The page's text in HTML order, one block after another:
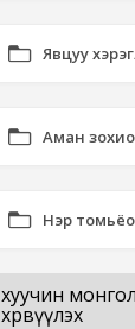
Явцуу
Аман
Нэр томьёо
хуучин
хөрвүүлэх